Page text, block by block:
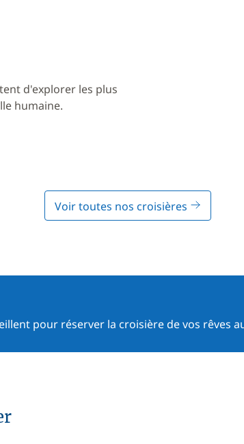
d'explorer les plus
humaine.
Voir toutes nos croisières
pour réserver la croisière de vos rêves